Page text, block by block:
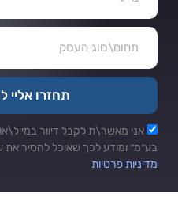
בע״מ״ ומודע לכך שאוכל להסיר
מדיניות פרטיות
תחזרו אליי